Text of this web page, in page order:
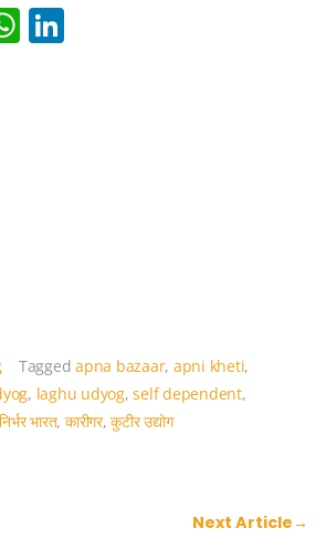
W
Tagged apna bazaar, apni kheti,
, laghu udyog,self dependent,
भारत, कारीगर,कुटीर उद्योग
Next Article→